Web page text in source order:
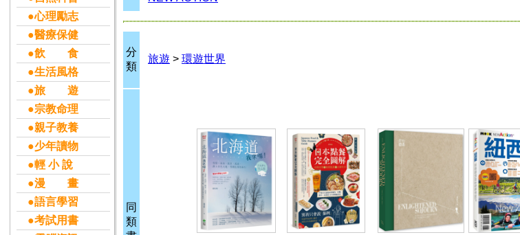
●心理勵志
●醫療保健
●飲 食
●生活風格
●旅 遊
●宗教命理
●親子教養
●少年讀物
●輕 小 說
●漫 畫
●語言學習
●考試用書
分
類
旅遊 > 環遊世界
同
類